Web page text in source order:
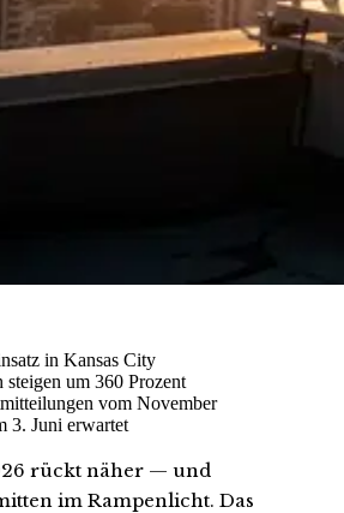
in Kansas City
um 360 Prozent
vom November
3. Juni erwartet
rückt näher — und
im Rampenlicht. Das